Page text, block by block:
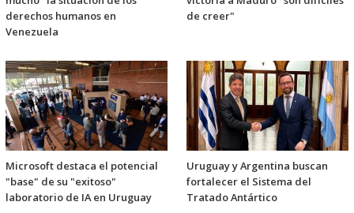
derechos humanos en
Venezuela
de creer"
Microsoft destaca el potencial
"base" de su "exitoso"
laboratorio de IA en Uruguay
Uruguay y Argentina buscan
fortalecer el Sistema del
Tratado Antártico